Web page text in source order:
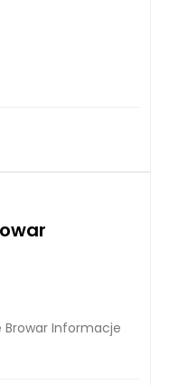
Browar Informacje